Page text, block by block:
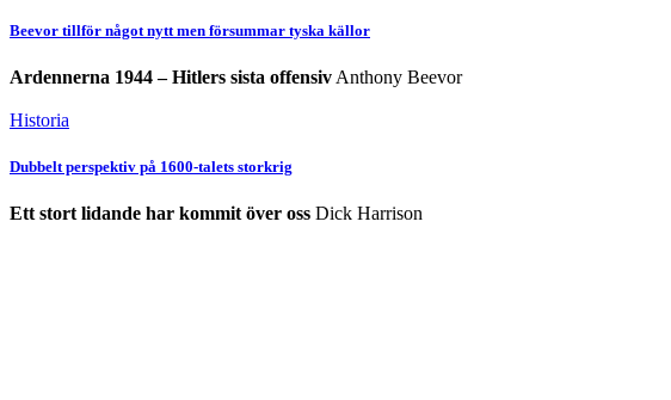
Beevor tillför något nytt men försummar tyska källor
Ardennerna 1944 – Hitlers sista offensiv Anthony Beevor
Historia
Dubbelt perspektiv på 1600-talets storkrig
Ett stort lidande har kommit över oss Dick Harrison